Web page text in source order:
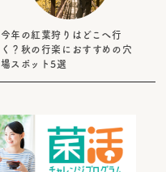
今年の紅葉狩りはどこへ行
く？秋の行楽におすすめの穴
場スポット5選